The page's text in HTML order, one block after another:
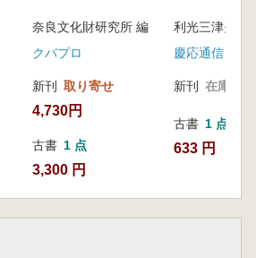
最も裕福だった僧の運命
』に登録された聖僧物/法
座/聖僧像の有無
帳にみる布薩と
如意を持つ僧/布薩と悔過
施設を復原する原則―僧
奈良文化財研究所 編
クバプロ
新刊 取り寄せ
4,730円
古書 1 点
3,300 円
利光三津夫 著
慶応通信
新刊 在庫なし
古書 1 点
633 円